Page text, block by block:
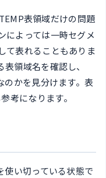
表領域だけの問題
によっては一時セグメ
て表れることもありま
領域名を確認し、
のかを見分けます。表
考になります。
使い切っている状態で